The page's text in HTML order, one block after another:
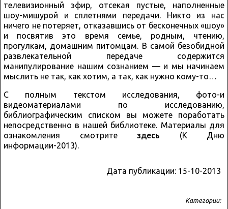
телевизионный эфир, отсекая пустые, наполненные
шоу-мишурой и сплетнями передачи. Никто из нас
ничего не потеряет, отказавшись от бесконечных «шоу»
и посвятив это время семье, родным, чтению,
прогулкам, домашним питомцам. В самой безобидной
развлекательной передаче содержится
манипулирование нашим сознанием — и мы начинаем
мыслить не так, как хотим, а так, как нужно кому-то…
С полным текстом исследования, фото-и
видеоматериалами по исследованию,
библиографическим списком вы можете поработать
непосредственно в нашей библиотеке. Материалы для
ознакомления смотрите здесь (К Дню
информации-2013).
Дата публикации: 15-10-2013
Категории: